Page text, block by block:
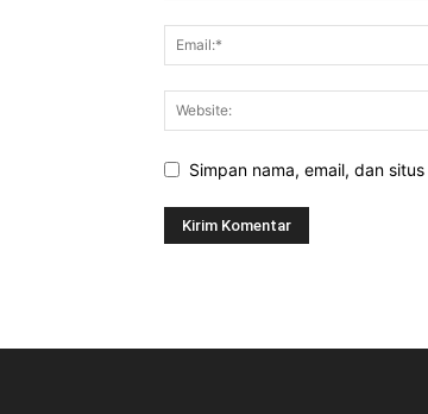
Simpan nama, email, dan